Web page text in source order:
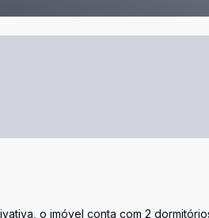
o imóvel conta com 2